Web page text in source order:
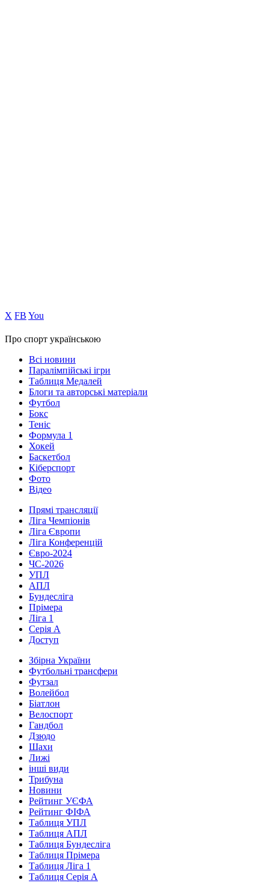
Х FB You
Про спорт українською
Всі новини
Паралімпійські ігри
Таблиця Медалей
Блоги та авторські матеріали
Футбол
Бокс
Теніс
Формула 1
Хокей
Баскетбол
Кіберспорт
Фото
Відео
Прямі трансляції
Ліга Чемпіонів
Ліга Європи
Ліга Конференцій
Євро-2024
ЧС-2026
УПЛ
АПЛ
Бундесліга
Прімера
Ліга 1
Серія А
Доступ
Збірна України
Футбольні трансфери
Футзал
Волейбол
Біатлон
Велоспорт
Гандбол
Дзюдо
Шахи
Лижі
інші види
Трибуна
Новини
Рейтинг УЄФА
Рейтинг ФІФА
Таблиця УПЛ
Таблиця АПЛ
Таблиця Бундесліга
Таблиця Прімера
Таблиця Ліга 1
Таблиця Серія А